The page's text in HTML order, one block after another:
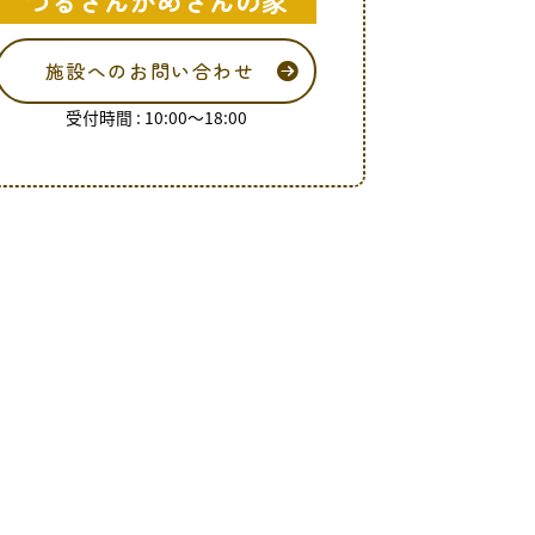
施設へのお問い合わせ
受付時間 : 10:00～18:00